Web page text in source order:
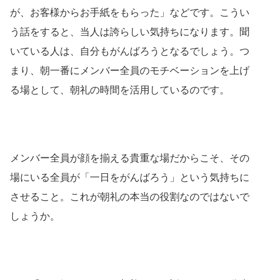
が、お客様からお手紙をもらった」などです。こうい
う話をすると、当人は誇らしい気持ちになります。聞
いている人は、自分もがんばろうとなるでしょう。つ
まり、朝一番にメンバー全員のモチベーションを上げ
る場として、朝礼の時間を活用しているのです。
メンバー全員が顔を揃える貴重な場だからこそ、その
場にいる全員が「一日をがんばろう」という気持ちに
させること。これが朝礼の本当の役割なのではないで
しょうか。